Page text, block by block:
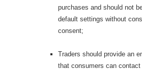
purchases and should not
default settings without
consent;
Traders should provide an
that consumers can